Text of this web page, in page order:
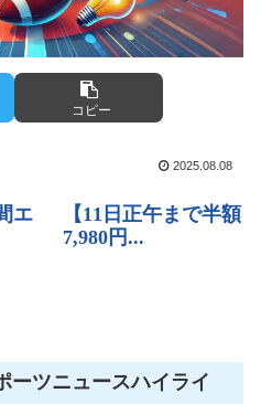
コピー
2025.08.08
ーツニュースハイライ